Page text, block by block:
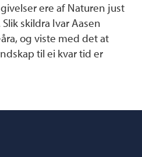
ere af Naturen just
skildra Ivar Aasen
og viste med det at
til ei kvar tid er